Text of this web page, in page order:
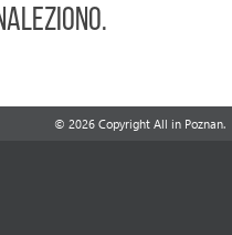
© 2026 Copyright All in Poznan.